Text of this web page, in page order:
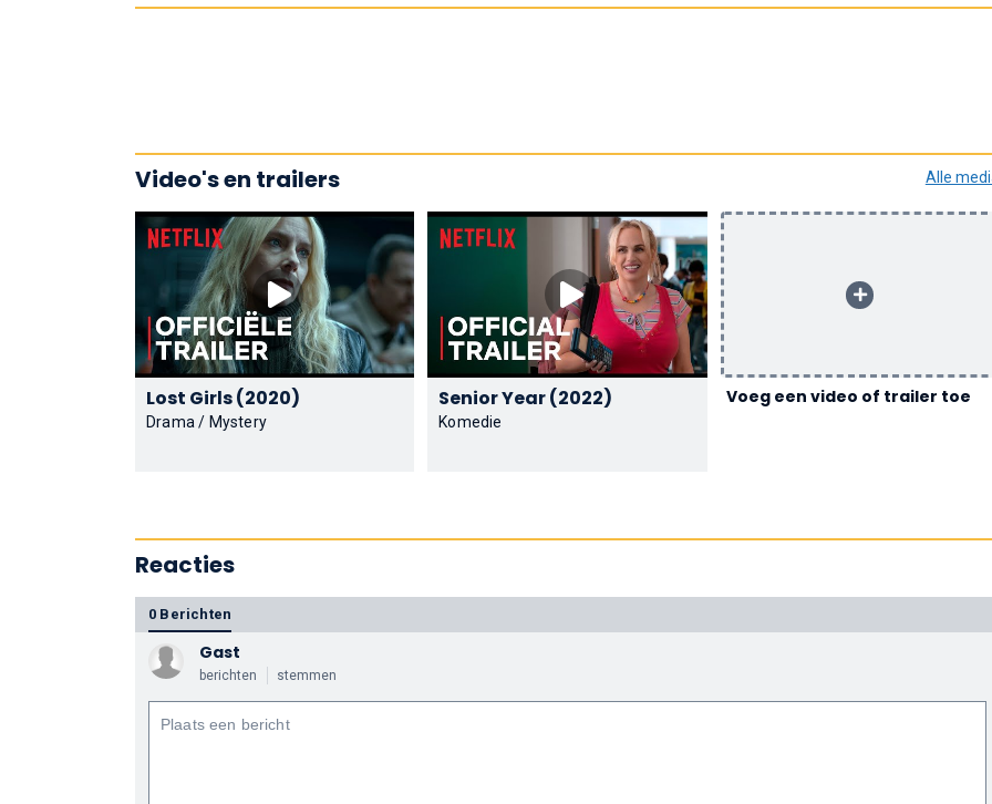
Video's en trailers Alle
Lost Girls (2020)
Drama / Mystery
Senior Year (2022)
Komedie
Voeg een video of trailer toe
Reacties
0 Berichten
Gast
berichten stemmen